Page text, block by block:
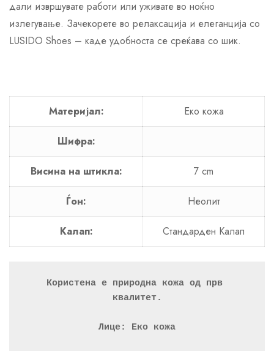
дали извршувате работи или уживате во ноќно
излегување. Зачекорете во релаксација и елеганција со
LUSIDO Shoes – каде удобноста се среќава со шик.
Материјал: Еко кожа
Шифра:
Висина на штикла: 7 cm
Ѓон: Неолит
Калап: Стандарден Калап
Користена е природна кожа од прв
квалитет.
Лице: Еко кожа